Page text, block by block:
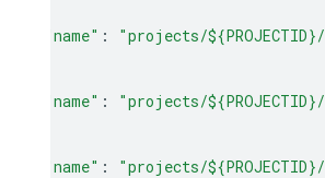
"name" :
"projects/
"name" :
"projects/
"name" :
"projects/